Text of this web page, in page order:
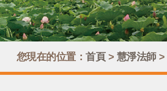
您現在的位置： 首頁> 慧淨法師>